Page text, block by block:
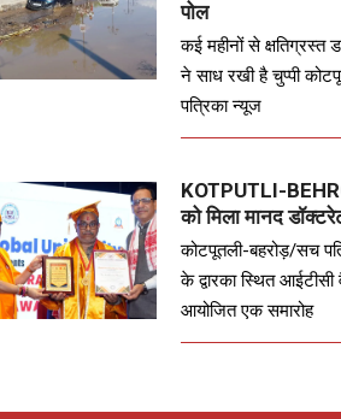
पोल
कई महीनों से क्षतिग्रस्त
ने साध रखी है चुप्पी
पत्रिका न्यूज
KOTPUTLI-
को मिला मानद
कोटपूतली-बहरोड़/सच
के द्वारका स्थित
आयोजित एक समारोह